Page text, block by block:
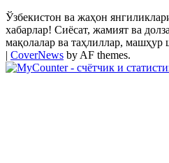
Ўзбекистон ва жаҳон
хабарлар! Сиёсат, жамият ва
мақолалар ва таҳлиллар, машҳур
| CoverNews by AF themes.